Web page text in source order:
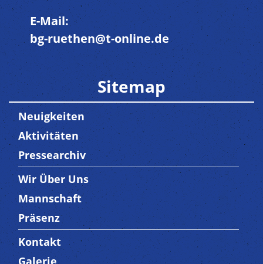
E-Mail:
bg-ruethen@t-online.de
Sitemap
Neuigkeiten
Aktivitäten
Pressearchiv
Trenner3
Wir Über Uns
Mannschaft
Präsenz
Trenner4
Kontakt